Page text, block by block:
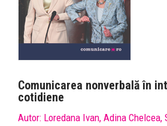
Comunicarea nonverbală în
cotidiene
Autor: Loredana Ivan, Adina Chelcea,